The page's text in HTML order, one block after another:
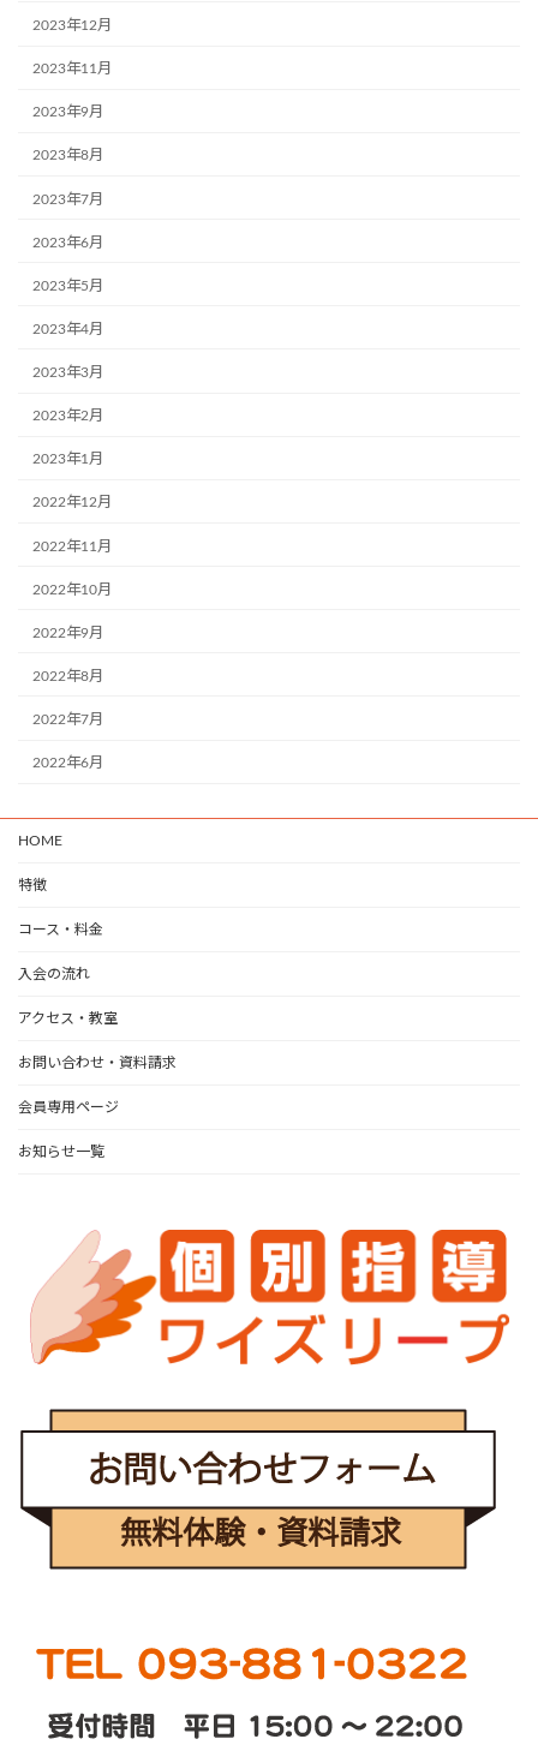
2023年12月
2023年11月
2023年9月
2023年8月
2023年7月
2023年6月
2023年5月
2023年4月
2023年3月
2023年2月
2023年1月
2022年12月
2022年11月
2022年10月
2022年9月
2022年8月
2022年7月
2022年6月
HOME
特徴
コース・料金
入会の流れ
アクセス・教室
お問い合わせ・資料請求
会員専用ページ
お知らせ一覧